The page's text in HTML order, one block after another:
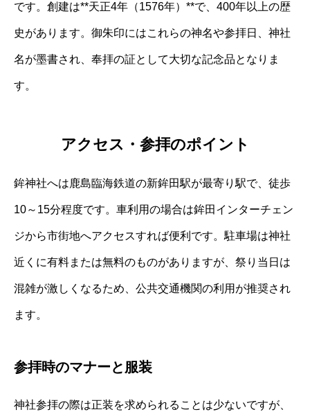
です。創建は**天正4年（1576年）**で、400年以上の歴
史があります。御朱印にはこれらの神名や参拝日、神社
名が墨書され、奉拝の証として大切な記念品となりま
す。
アクセス・参拝のポイント
鉾神社へは鹿島臨海鉄道の新鉾田駅が最寄り駅で、徒歩
10～15分程度です。車利用の場合は鉾田インターチェン
ジから市街地へアクセスすれば便利です。駐車場は神社
近くに有料または無料のものがありますが、祭り当日は
混雑が激しくなるため、公共交通機関の利用が推奨され
ます。
参拝時のマナーと服装
神社参拝の際は正装を求められることは少ないですが、